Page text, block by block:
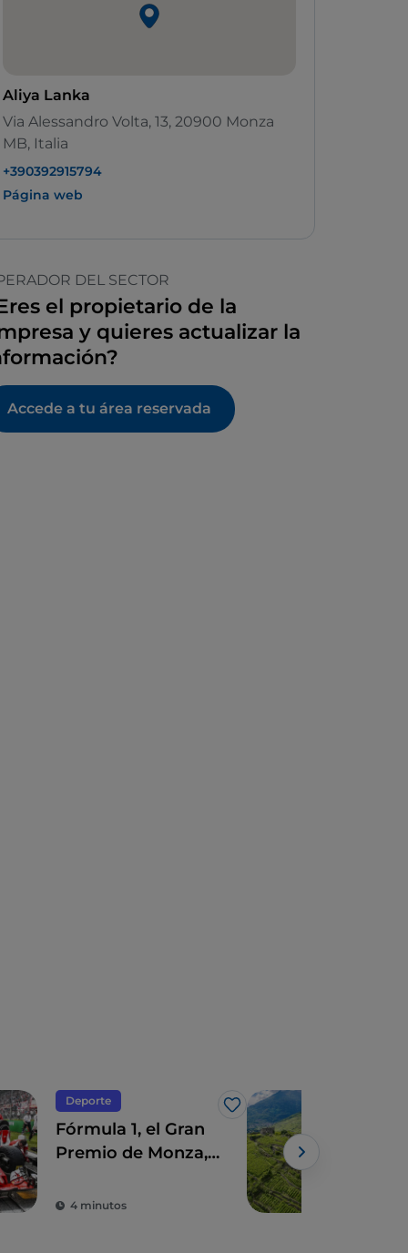
Aliya Lanka
Via Alessandro Volta, 13, 20900 Monza
MB, Italia
+390392915794
Página web
DEL SECTOR
el propietario de la
y quieres actualizar la
Accede a tu área reservada
Deporte
Me gusta
Fórmula 1, el Gran
Premio de Monza,
una carrera
4 minutos